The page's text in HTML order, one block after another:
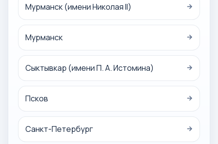
Мурманск (имени Николая II) →
Мурманск →
Сыктывкар (имени П. А. Истомина) →
Псков →
Санкт-Петербург →